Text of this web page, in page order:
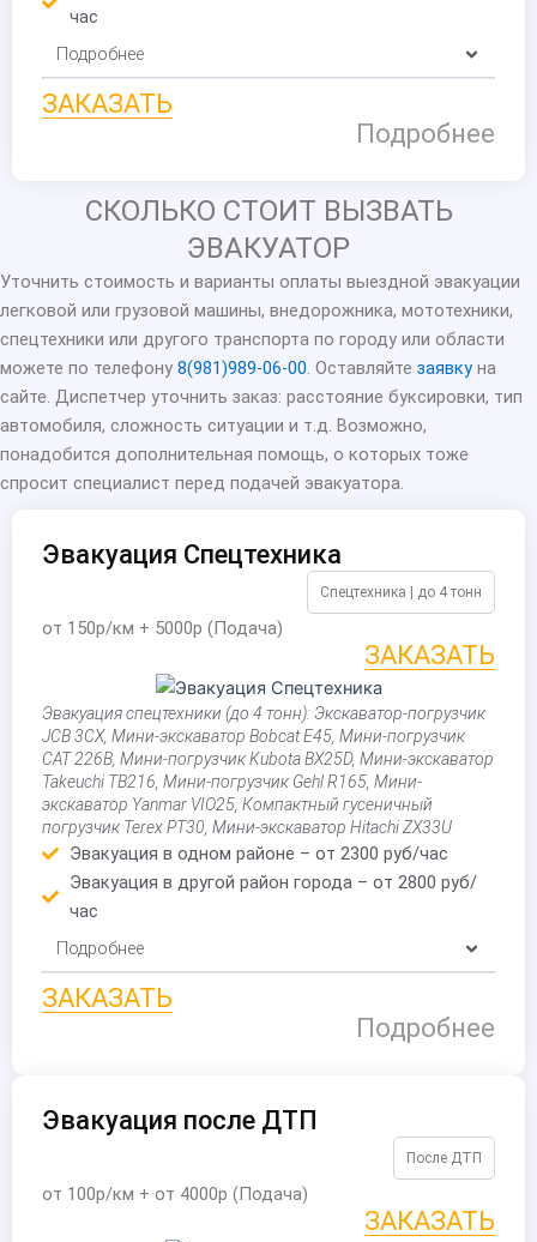
час
Подробнее
ЗАКАЗАТЬ
Подробнее
СКОЛЬКО СТОИТ ВЫЗВАТЬ
ЭВАКУАТОР
Уточнить стоимость и варианты оплаты выездной эвакуации
легковой или грузовой машины, внедорожника, мототехники,
спецтехники или другого транспорта по городу или области
можете по телефону 8(981)989-06-00. Оставляйте заявку на
сайте. Диспетчер уточнить заказ: расстояние буксировки, тип
автомобиля, сложность ситуации и т.д. Возможно,
понадобится дополнительная помощь, о которых тоже
спросит специалист перед подачей эвакуатора.
Эвакуация Спецтехника
Спецтехника | до 4 тонн
от 150р/км + 5000р (Подача)
ЗАКАЗАТЬ
Эвакуация спецтехники (до 4 тонн): Экскаватор-погрузчик
JCB 3CX, Мини-экскаватор Bobcat E45, Мини-погрузчик
CAT 226B, Мини-погрузчик Kubota BX25D, Мини-экскаватор
Takeuchi TB216, Мини-погрузчик Gehl R165, Мини-
экскаватор Yanmar VIO25, Компактный гусеничный
погрузчик Terex PT30, Мини-экскаватор Hitachi ZX33U
Эвакуация в одном районе – от 2300 руб/час
Эвакуация в другой район города – от 2800 руб/
час
Подробнее
ЗАКАЗАТЬ
Подробнее
Эвакуация после ДТП
После ДТП
от 100р/км + от 4000р (Подача)
ЗАКАЗАТЬ